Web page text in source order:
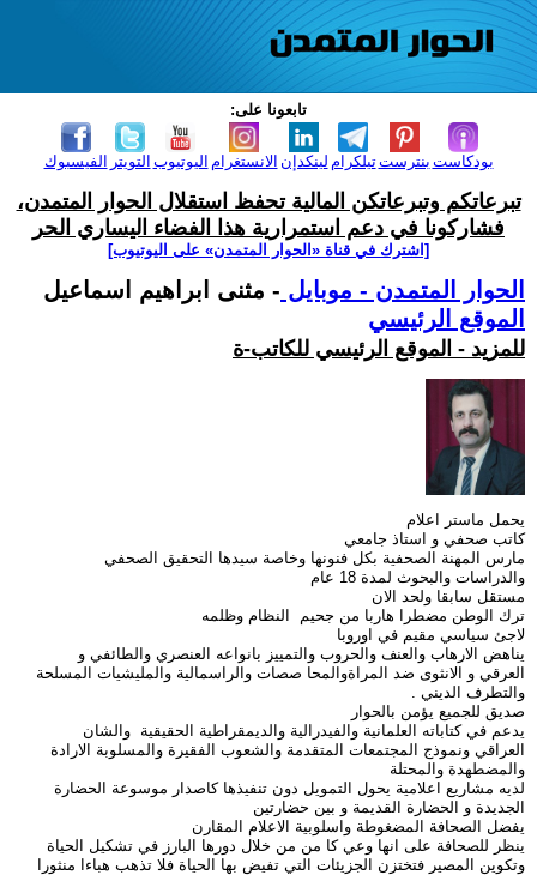
تابعونا على:
الفيسبوك التويتر اليوتيوب الانستغرام لينكدإن تيلكرامبنترست بودكاست
تبرعاتكم وتبرعاتكن المالية تحفظ استقلال الحوار المتمدن،
فشاركونا في دعم استمرارية هذا الفضاء اليساري الحر
[اشترك في قناة ‫«الحوار المتمدن» على اليوتيوب]
الحوار المتمدن - موبايل - مثنى ابراهيم اسماعيل
الموقع الرئيسي
للمزيد - الموقع الرئيسي للكاتب-ة
يحمل ماستر اعلام
كاتب صحفي و استاذ جامعي
مارس المهنة الصحفية بكل فنونها وخاصة سيدها التحقيق الصحفي
والدراسات والبحوث لمدة 18 عام
مستقل سابقا ولحد الان
ترك الوطن مضطرا هاربا من جحيم النظام وظلمه
لاجئ سياسي مقيم في اوروبا
يناهض الارهاب والعنف والحروب والتمييز بانواعه العنصري والطائفي و
العرقي و الانثوى ضد المراةوالمحا صصات والراسمالية والمليشيات المسلحة
والتطرف الديني .
صديق للجميع يؤمن بالحوار
يدعم في كتاباته العلمانية والفيدرالية والديمقراطية الحقيقية والشان
العراقي ونموذج المجتمعات المتقدمة والشعوب الفقيرة والمسلوبة الارادة
والمضطهدة والمحتلة
لديه مشاريع اعلامية يحول التمويل دون تنفيذها كاصدار موسوعة الحضارة
الجديدة و الحضارة القديمة و بين حضارتين
يفضل الصحافة المضغوطة واسلوبية الاعلام المقارن
ينظر للصحافة على انها وعي كا من من خلال دورها البارز في تشكيل الحياة
وتكوين المصير فتختزن الجزيئات التي تفيض بها الحياة فلا تذهب هباءا منثورا